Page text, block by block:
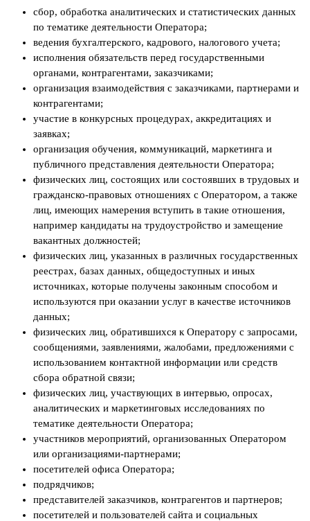
сбор, обработка аналитических и статистических данных
по тематике деятельности Оператора;
ведения бухгалтерского, кадрового, налогового учета;
исполнения обязательств перед государственными
органами, контрагентами, заказчиками;
организация взаимодействия с заказчиками, партнерами и
контрагентами;
участие в конкурсных процедурах, аккредитациях и
заявках;
организация обучения, коммуникаций, маркетинга и
публичного представления деятельности Оператора;
физических лиц, состоящих или состоявших в трудовых и
гражданско-правовых отношениях с Оператором, а также
лиц, имеющих намерения вступить в такие отношения,
например кандидаты на трудоустройство и замещение
вакантных должностей;
физических лиц, указанных в различных государственных
реестрах, базах данных, общедоступных и иных
источниках, которые получены законным способом и
используются при оказании услуг в качестве источников
данных;
физических лиц, обратившихся к Оператору с запросами,
сообщениями, заявлениями, жалобами, предложениями с
использованием контактной информации или средств
сбора обратной связи;
физических лиц, участвующих в интервью, опросах,
аналитических и маркетинговых исследованиях по
тематике деятельности Оператора;
участников мероприятий, организованных Оператором
или организациями-партнерами;
посетителей офиса Оператора;
подрядчиков;
представителей заказчиков, контрагентов и партнеров;
посетителей и пользователей сайта и социальных